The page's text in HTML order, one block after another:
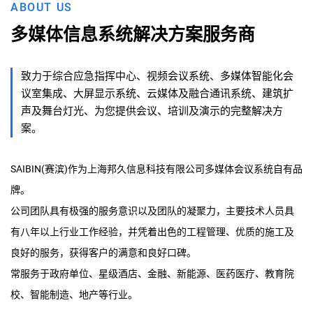
ABOUT US
多媒体信息系统解决方案服务商
致力于综合应急指挥中心、视频会议系统、多媒体智能化会
议室集成、大屏显示系统、云媒体及融合通讯系统、建筑扩
声及舞台灯光、为您提供会议、培训及演示的完整解决方
案。
SAIBIN(赛滨)作为上海邦久信息科技有限公司多媒体会议系统自有品
牌。
公司团队具有极强的服务意识以及团队的凝聚力，主要技术人员具
有八年以上行业工作经验，并凭着出色的工程管理、优质的施工及
良好的服务，获得客户的满意和良好口碑。
常服务于政府单位、星级酒店、金融、新能源、医药医疗、教育院
校、智能制造、地产等行业。